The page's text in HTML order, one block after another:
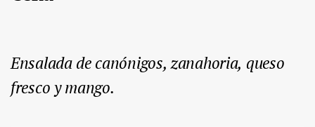
Ensalada de canónigos, zanahoria, queso
fresco y mango.